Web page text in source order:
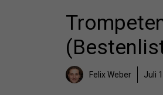
Felix Weber Juli